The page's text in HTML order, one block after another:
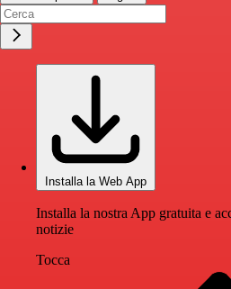
Installa la Web App
Installa la nostra App gratuita e
notizie
Tocca